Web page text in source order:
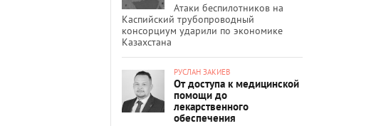
Атаки беспилотников на
Каспийский трубопроводный
консорциум ударили по экономике
Казахстана
РУСЛАН ЗАКИЕВ
От доступа к медицинской
помощи до
лекарственного
обеспечения